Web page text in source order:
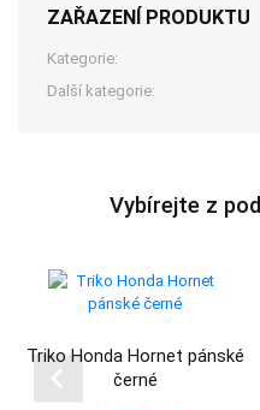
ZAŘAZENÍ PRODUKTU
Kategorie:
Další kategorie:
Vybírejte z
Triko Honda Hornet pánské
černé